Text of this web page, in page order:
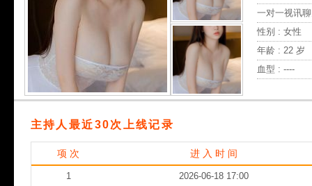
一对一视讯
性别 : 女性
年龄 : 22 岁
血型 : ----
主持人最近30次上线记录
项 次 进 入 时 间
1 2026-06-18 17:00